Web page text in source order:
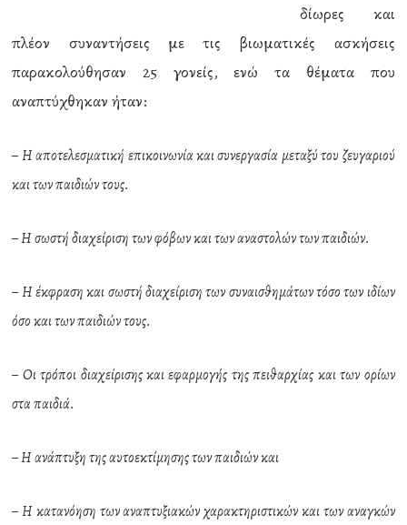
δίωρες και
πλέον συναντήσεις με τις βιωματικές ασκήσεις
παρακολούθησαν 25 γονείς, ενώ τα θέματα που
αναπτύχθηκαν ήταν:
– Η αποτελεσματική επικοινωνία και συνεργασία μεταξύ του ζευγαριού
και των παιδιών τους.
– Η σωστή διαχείριση των φόβων και των αναστολών των παιδιών.
– Η έκφραση και σωστή διαχείριση των συναισθημάτων τόσο των ιδίων
όσο και των παιδιών τους.
– Οι τρόποι διαχείρισης και εφαρμογής της πειθαρχίας και των ορίων
στα παιδιά.
– Η ανάπτυξη της αυτοεκτίμησης των παιδιών και
– Η κατανόηση των αναπτυξιακών χαρακτηριστικών και των αναγκών